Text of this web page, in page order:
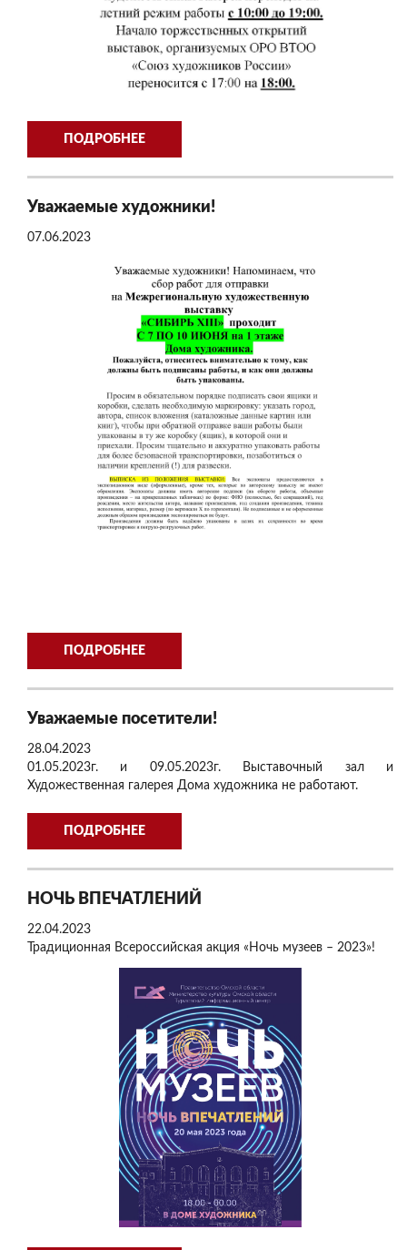
ПОДРОБНЕЕ
Уважаемые художники!
07.06.2023
ПОДРОБНЕЕ
Уважаемые посетители!
28.04.2023
01.05.2023г. и 09.05.2023г. Выставочный зал и
Художественная галерея Дома художника не работают.
ПОДРОБНЕЕ
НОЧЬ ВПЕЧАТЛЕНИЙ
22.04.2023
Традиционная Всероссийская акция «Ночь музеев – 2023»!